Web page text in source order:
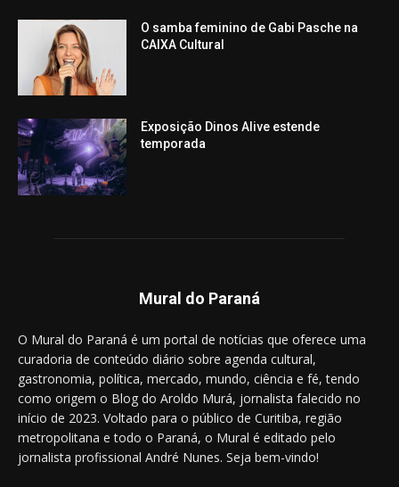
O samba feminino de Gabi Pasche na
CAIXA Cultural
Exposição Dinos Alive estende
temporada
Mural do Paraná
O Mural do Paraná é um portal de notícias que oferece uma
curadoria de conteúdo diário sobre agenda cultural,
gastronomia, política, mercado, mundo, ciência e fé, tendo
como origem o Blog do Aroldo Murá, jornalista falecido no
início de 2023. Voltado para o público de Curitiba, região
metropolitana e todo o Paraná, o Mural é editado pelo
jornalista profissional André Nunes. Seja bem-vindo!